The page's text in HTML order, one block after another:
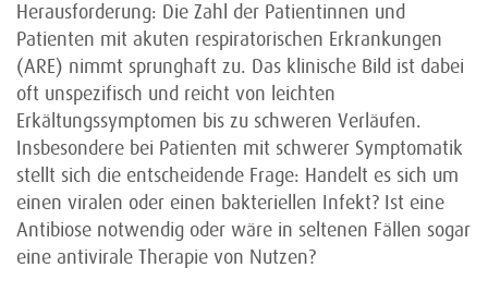
Herausforderung: Die Zahl der Patientinnen und
Patienten mit akuten respiratorischen Erkrankungen
(ARE) nimmt sprunghaft zu. Das klinische Bild ist dabei
oft unspezifisch und reicht von leichten
Erkältungssymptomen bis zu schweren Verläufen.
Insbesondere bei Patienten mit schwerer Symptomatik
stellt sich die entscheidende Frage: Handelt es sich um
einen viralen oder einen bakteriellen Infekt? Ist eine
Antibiose notwendig oder wäre in seltenen Fällen sogar
eine antivirale Therapie von Nutzen?